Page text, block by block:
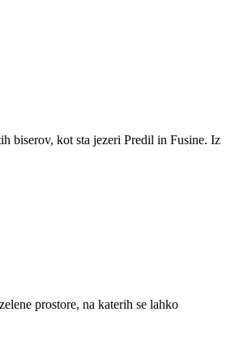
biserov, kot sta jezeri Predil in Fusine. Iz
prostore, na katerih se lahko